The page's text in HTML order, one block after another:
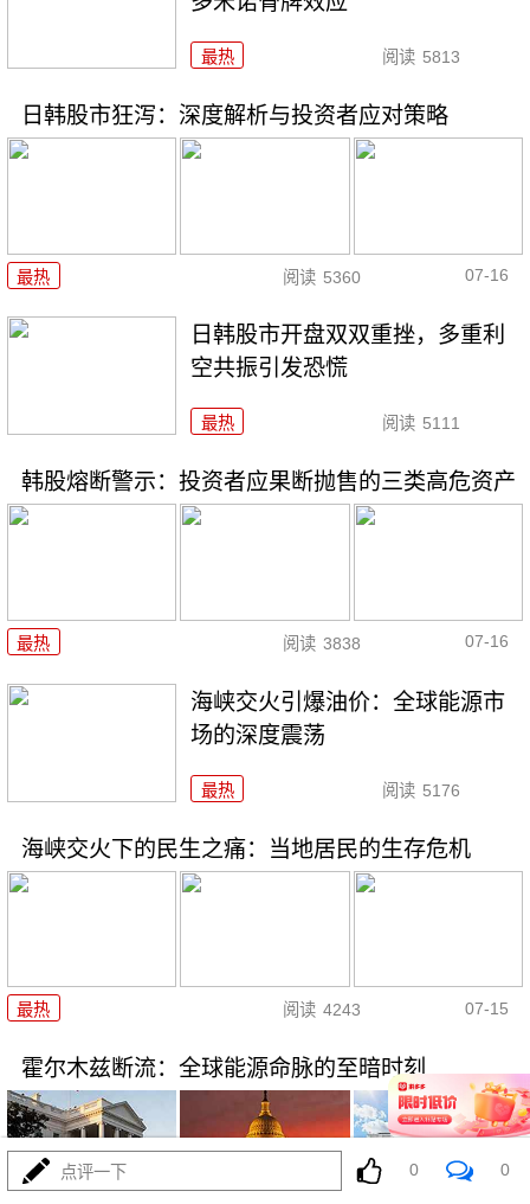
最热 阅读 5813
日韩股市狂泻：深度解析与投资者应对策略
最热 阅读 5360 07-16
日韩股市开盘双双重挫，多重利
空共振引发恐慌
最热 阅读 5111
韩股熔断警示：投资者应果断抛售的三类高危资产
最热 阅读 3838 07-16
海峡交火引爆油价：全球能源市
场的深度震荡
最热 阅读 5176
海峡交火下的民生之痛：当地居民的生存危机
最热 阅读 4243 07-15
霍尔木兹断流：全球能源命脉的至暗时刻
点评一下 0 0